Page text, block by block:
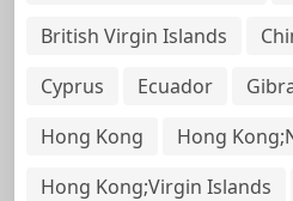
British Virgin Islands
Cyprus
Ecuador
Hong Kong
Hong
Hong Kong;Virgin Islands